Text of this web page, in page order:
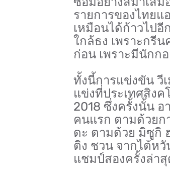
รายการของไทยแ
เหมือนได้ก้าวไป
ใกล้ธง เพราะกรี
ก่อน เพราะมีนักก
ทั้งนี้การแข่งขัน วี
แข่งที่ประเทศสิงค
2018 ซึ่งครั้งนั้น
คนแรก ตามด้วยก
ดะ ตามด้วย มิซูกิ
ติง ชวน จากไต้ห
แชมป์สองครั้งล่าสุ